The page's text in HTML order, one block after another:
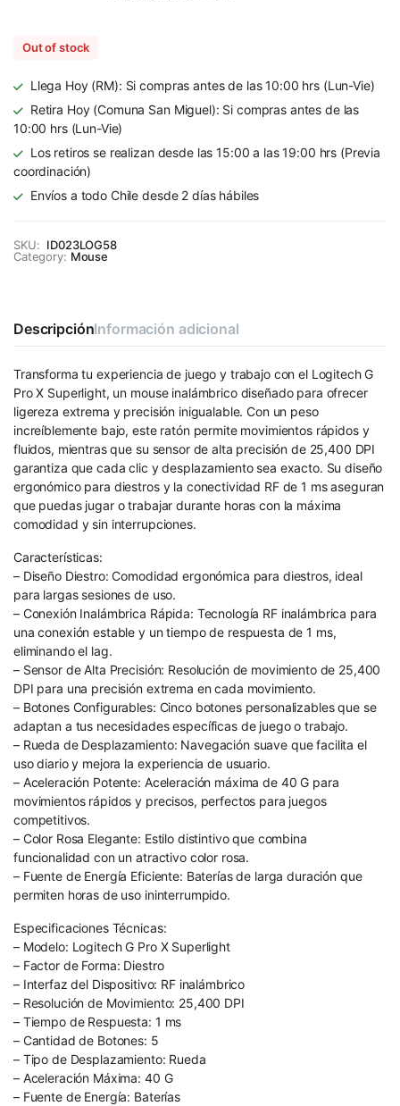
Out of stock
Llega Hoy (RM): Si compras antes de las 10:00 hrs (Lun-Vie)
Retira Hoy (Comuna San Miguel): Si compras antes de las
10:00 hrs (Lun-Vie)
Los retiros se realizan desde las 15:00 a las 19:00 hrs (Previa
coordinación)
Envíos a todo Chile desde 2 días hábiles
SKU: ID023LOG58
Category: Mouse
DescripciónInformación adicional
Transforma tu experiencia de juego y trabajo con el Logitech G
Pro X Superlight, un mouse inalámbrico diseñado para ofrecer
ligereza extrema y precisión inigualable. Con un peso
increíblemente bajo, este ratón permite movimientos rápidos y
fluidos, mientras que su sensor de alta precisión de 25,400 DPI
garantiza que cada clic y desplazamiento sea exacto. Su diseño
ergonómico para diestros y la conectividad RF de 1 ms aseguran
que puedas jugar o trabajar durante horas con la máxima
comodidad y sin interrupciones.
Características:
– Diseño Diestro: Comodidad ergonómica para diestros, ideal
para largas sesiones de uso.
– Conexión Inalámbrica Rápida: Tecnología RF inalámbrica para
una conexión estable y un tiempo de respuesta de 1 ms,
eliminando el lag.
– Sensor de Alta Precisión: Resolución de movimiento de 25,400
DPI para una precisión extrema en cada movimiento.
– Botones Configurables: Cinco botones personalizables que se
adaptan a tus necesidades específicas de juego o trabajo.
– Rueda de Desplazamiento: Navegación suave que facilita el
uso diario y mejora la experiencia de usuario.
– Aceleración Potente: Aceleración máxima de 40 G para
movimientos rápidos y precisos, perfectos para juegos
competitivos.
– Color Rosa Elegante: Estilo distintivo que combina
funcionalidad con un atractivo color rosa.
– Fuente de Energía Eficiente: Baterías de larga duración que
permiten horas de uso ininterrumpido.
Especificaciones Técnicas:
– Modelo: Logitech G Pro X Superlight
– Factor de Forma: Diestro
– Interfaz del Dispositivo: RF inalámbrico
– Resolución de Movimiento: 25,400 DPI
– Tiempo de Respuesta: 1 ms
– Cantidad de Botones: 5
– Tipo de Desplazamiento: Rueda
– Aceleración Máxima: 40 G
– Fuente de Energía: Baterías